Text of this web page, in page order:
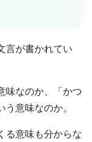
言が書かれてい
味なのか、「かつ
意味なのか。
る意味も分からな